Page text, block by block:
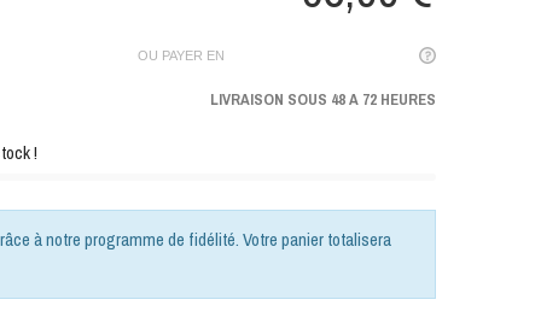
OU PAYER EN
LIVRAISON SOUS 48 A 72 HEURES
!
à notre programme de fidélité. Votre panier totalisera